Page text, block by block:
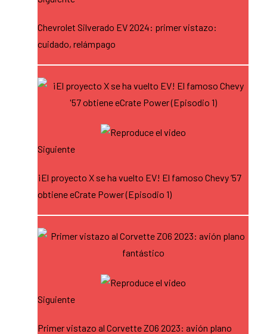
Chevrolet Silverado EV 2024: primer vistazo:
cuidado, relámpago
Siguiente
¡El proyecto X se ha vuelto EV! El famoso Chevy ’57
obtiene eCrate Power (Episodio 1)
Siguiente
Primer vistazo al Corvette Z06 2023: avión plano